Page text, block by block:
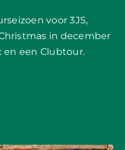
voor 3JS,
in december
en een Clubtour.